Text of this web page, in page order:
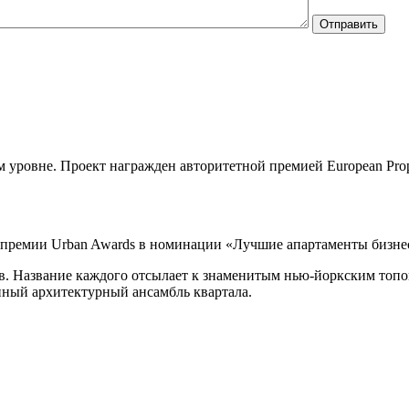
Проект награжден авторитетной премией European
Urban Awards в номинации «Лучшие апартаменты
Название каждого отсылает к знаменитым нью-йоркским
архитектурный ансамбль квартала.